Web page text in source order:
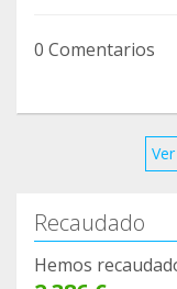
0 Comentarios
Recaudado
Hemos